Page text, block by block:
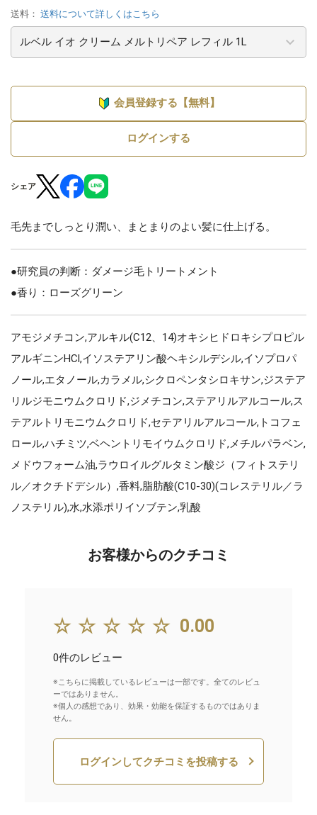
送料： 送料について詳しくはこちら
会員登録する【無料】
ログインする
シェア
毛先までしっとり潤い、まとまりのよい髪に仕上げる。
●研究員の判断：ダメージ毛トリートメント
●香り：ローズグリーン
アモジメチコン,アルキル(C12、14)オキシヒドロキシプロピル
アルギニンHCl,イソステアリン酸ヘキシルデシル,イソプロパ
ノール,エタノール,カラメル,シクロペンタシロキサン,ジステア
リルジモニウムクロリド,ジメチコン,ステアリルアルコール,ス
テアルトリモニウムクロリド,セテアリルアルコール,トコフェ
ロール,ハチミツ,ベヘントリモイウムクロリド,メチルパラベン,
メドウフォーム油,ラウロイルグルタミン酸ジ（フィトステリ
ル／オクチドデシル）,香料,脂肪酸(C10-30)(コレステリル／ラ
ノステリル),水,水添ポリイソブテン,乳酸
お客様からのクチコミ
☆☆☆☆☆ 0.00
0件のレビュー
※こちらに掲載しているレビューは一部です。全てのレビュ
ーではありません。
※個人の感想であり、効果・効能を保証するものではありま
せん。
ログインしてクチコミを投稿する